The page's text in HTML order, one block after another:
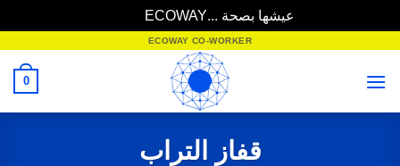
عيشها بصحة ...ECOWAY
ECOWAY CO-WORKER
0
قفاز التراب